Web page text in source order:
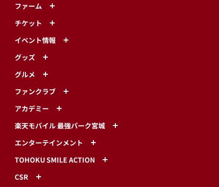
ファーム
チケット
イベント情報
グッズ
グルメ
ファンクラブ
アカデミー
楽天モバイル 最強パーク宮城
エンターテインメント
TOHOKU SMILE ACTION
CSR